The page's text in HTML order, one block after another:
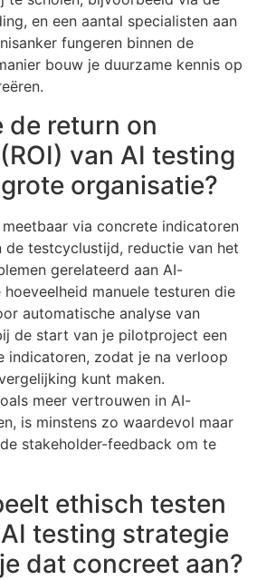
en een aantal specialisten aan
fungeren binnen de
bouw je duurzame kennis op
de return on
van AI testing
organisatie?
meetbaar via concrete indicatoren
testcyclustijd, reductie van het
gerelateerd aan AI-
manuele testuren die
automatische analyse van
de start van je pilotproject een
indicatoren, zodat je na verloop
kunt maken.
meer vertrouwen in AI-
is minstens zo waardevol maar
stakeholder-feedback om te
ethisch testen
testing strategie
dat concreet aan?